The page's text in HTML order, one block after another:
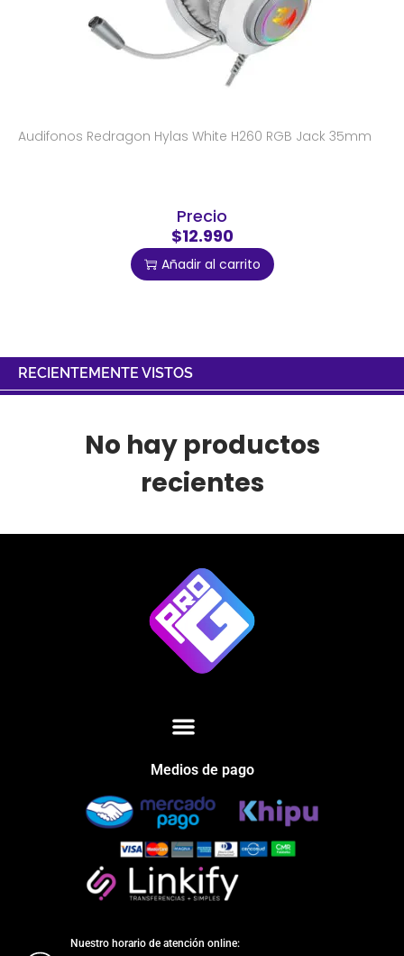
Audifonos Redragon Hylas White H260 RGB Jack 35mm
Precio
$12.990
Añadir al carrito
RECIENTEMENTE VISTOS
No hay productos
recientes
Medios de pago
Nuestro horario de atención online: